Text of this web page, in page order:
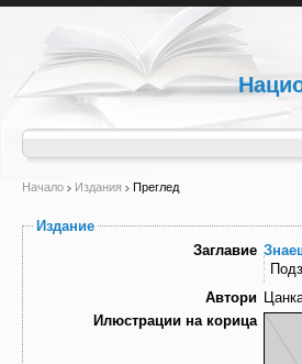
Начало Издания Преглед
Издание
Заглавие
Автори
Илюстрации на корица